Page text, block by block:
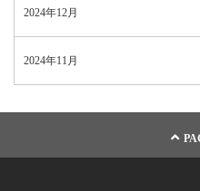
2024年12月
2024年11月